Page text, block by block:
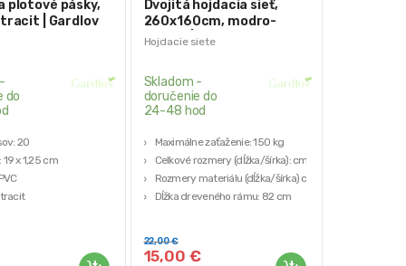
plotové pásky,
| Gardlov
do
20
x 1,25 cm
Hojdacie siete
Dvojitá hojdacia sieť,
260x160cm, modro-
zelená | Gardlov
Skladom -
doručenie do
24-48 hod
Maximálne zaťaženie: 150 kg
Celkové rozmery (dĺžka/šírka): cm
Rozmery materiálu (dĺžka/šírka) cm
Dĺžka dreveného rámu: 82 cm
15,00 €
22,00€